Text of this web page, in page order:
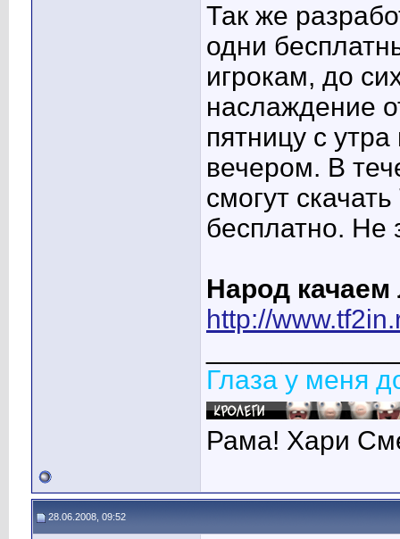
Так же
одни
игрокам, до
наслаждение
пятницу с
вечером. В
смогут
бесплатно. Не
Народ качаем
http://
Глаза у меня
Рама! Хари
28.06.2008, 09:52